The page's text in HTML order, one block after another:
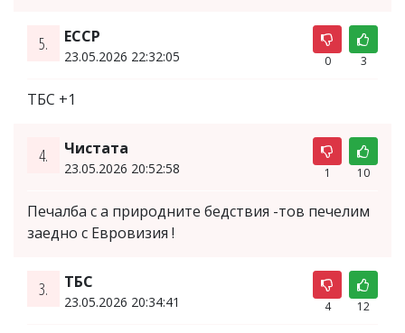
5. ЕССР
23.05.2026 22:32:05 0 3
ТБС +1
4. Чистата
23.05.2026 20:52:58 1 10
Печалба с а природните бедствия -тов печелим
заедно с Евровизия !
3. ТБС
23.05.2026 20:34:41 4 12